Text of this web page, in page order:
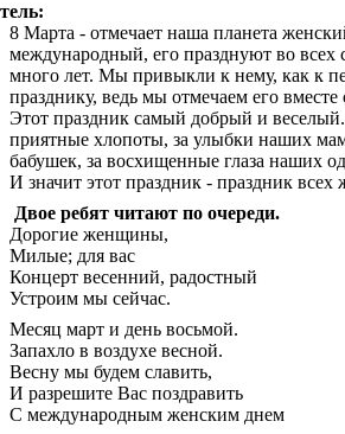
8 Марта - отмечает наша планета
международный, его празднуют во всех
много лет. Мы привыкли к нему, как к
празднику, ведь мы отмечаем его
Этот праздник самый добрый и
приятные хлопоты, за улыбки наших
бабушек, за восхищенные глаза наших
И значит этот праздник - праздник
Двое ребят читают по очереди.
Дорогие женщины,
Милые; для вас
Концерт весенний, радостный
Устроим мы сейчас.
Месяц март и день восьмой.
Запахло в воздухе весной.
Весну мы будем славить,
И разрешите Вас поздравить
С международным женским днем